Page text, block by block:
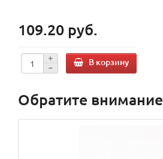
109.20 руб.
В корзину
Обратите внимание